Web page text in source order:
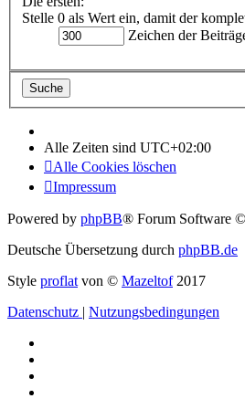
Stelle 0 als Wert ein, damit der
Zeichen der
Alle Zeiten sind UTC+02:00
Alle Cookies löschen
Impressum
Powered by phpBB® Forum Software
Deutsche Übersetzung durch phpBB.de
Style proflat von © Mazeltof2017
Datenschutz | Nutzungsbedingungen